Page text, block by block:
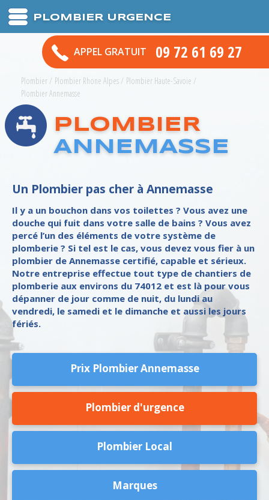
PLOMBIER URGENCE
APPEL GRATUIT 09 72 61 69 27
Plombier/ Plombier Rhone Alpes/ Plombier Haute-Savoie /
Plombier Annemasse
PLOMBIER
ANNEMASSE
Un Plombier pas cher à Annemasse
Il y a un bouchon dans vos toilettes ? Vous avez une
douche qui fuit dans votre salle de bains ? Vous avez
percé l’un des éléments de votre système de
plomberie ? Si tel est le cas, vous devez vous fier à un
plombier de Annemasse certifié, capable et sérieux.
Notre entreprise effectue tout type de chantiers de
plomberie aux environs du 74012 et est là pour vous
dépanner de jour comme de nuit, du lundi au
vendredi, le samedi et le dimanche et aussi les jours
fériés.
Prix Plombier Annemasse
Plombier d'urgence
Plombier Local
Marques